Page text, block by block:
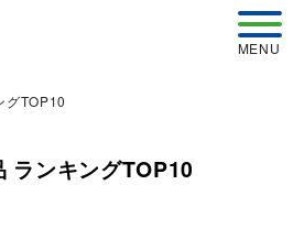
グTOP10
ランキングTOP10